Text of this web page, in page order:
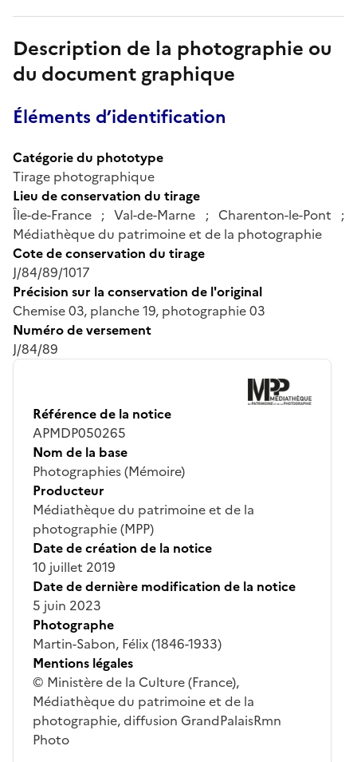
Description de la photographie ou
du document graphique
Éléments d’identification
Catégorie du phototype
Tirage photographique
Lieu de conservation du tirage
Île-de-France ; Val-de-Marne ; Charenton-le-Pont ;
Médiathèque du patrimoine et de la photographie
Cote de conservation du tirage
J/84/89/1017
Précision sur la conservation de l'original
Chemise 03, planche 19, photographie 03
Numéro de versement
J/84/89
Référence de la notice
APMDP050265
Nom de la base
Photographies (Mémoire)
Producteur
Médiathèque du patrimoine et de la
photographie (MPP)
Date de création de la notice
10 juillet 2019
Date de dernière modification de la notice
5 juin 2023
Photographe
Martin-Sabon, Félix (1846-1933)
Mentions légales
© Ministère de la Culture (France),
Médiathèque du patrimoine et de la
photographie, diffusion GrandPalaisRmn
Photo